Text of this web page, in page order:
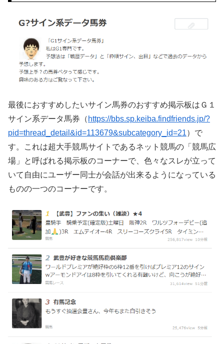
最後におすすめしたいサイン馬券のおすすめ掲示板はＧ１
サイン系データ馬券（ https://bbs.sp.keiba.findfriends.jp/?
pid=thread_detail&id=113679&subcategory_id=21）で
す。これは超大手競馬サイトであるネット競馬の「競馬広
場」と呼ばれる掲示板のコーナーで、色々なスレが立って
いて自由にユーザー同士が会話が出来るようになっている
ものの一つのコーナーです。